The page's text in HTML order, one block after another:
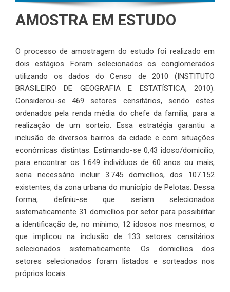
AMOSTRA EM ESTUDO
O processo de amostragem do estudo foi realizado em
dois estágios. Foram selecionados os conglomerados
utilizando os dados do Censo de 2010 (INSTITUTO
BRASILEIRO DE GEOGRAFIA E ESTATÍSTICA, 2010).
Considerou-se 469 setores censitários, sendo estes
ordenados pela renda média do chefe da família, para a
realização de um sorteio. Essa estratégia garantiu a
inclusão de diversos bairros da cidade e com situações
econômicas distintas. Estimando-se 0,43 idoso/domicílio,
para encontrar os 1.649 indivíduos de 60 anos ou mais,
seria necessário incluir 3.745 domicílios, dos 107.152
existentes, da zona urbana do município de Pelotas. Dessa
forma, definiu-se que seriam selecionados
sistematicamente 31 domicílios por setor para possibilitar
a identificação de, no mínimo, 12 idosos nos mesmos, o
que implicou na inclusão de 133 setores censitários
selecionados sistematicamente. Os domicílios dos
setores selecionados foram listados e sorteados nos
próprios locais.